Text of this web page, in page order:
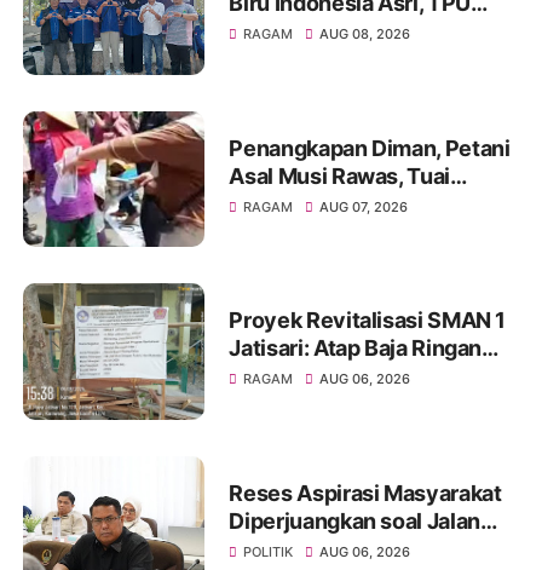
Leuweung Djati Jadi Lokasi
RAGAM AUG 08, 2026
Penangkapan Diman, Petani
Asal Musi Rawas, Tuai
Sorotan Warga
RAGAM AUG 07, 2026
Proyek Revitalisasi SMAN 1
Jatisari: Atap Baja Ringan
Campur Paku & Dynabold,
RAGAM AUG 06, 2026
Reses Aspirasi Masyarakat
Diperjuangkan soal Jalan
Pangala-Baruppu Rusak
POLITIK AUG 06, 2026